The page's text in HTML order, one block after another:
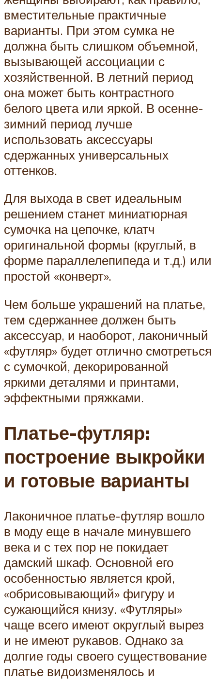
вместительные практичные
варианты. При этом сумка не
должна быть слишком объемной,
вызывающей ассоциации с
хозяйственной. В летний период
она может быть контрастного
белого цвета или яркой. В осенне-
зимний период лучше
использовать аксессуары
сдержанных универсальных
оттенков.
Для выхода в свет идеальным
решением станет миниатюрная
сумочка на цепочке, клатч
оригинальной формы (круглый, в
форме параллелепипеда и т.д.) или
простой «конверт».
Чем больше украшений на платье,
тем сдержаннее должен быть
аксессуар, и наоборот, лаконичный
«футляр» будет отлично смотреться
с сумочкой, декорированной
яркими деталями и принтами,
эффектными пряжками.
Платье-футляр:
построение выкройки
и готовые варианты
Лаконичное платье-футляр вошло
в моду еще в начале минувшего
века и с тех пор не покидает
дамский шкаф. Основной его
особенностью является крой,
«обрисовывающий» фигуру и
сужающийся книзу. «Футляры»
чаще всего имеют округлый вырез
и не имеют рукавов. Однако за
долгие годы своего существование
платье видоизменялось и